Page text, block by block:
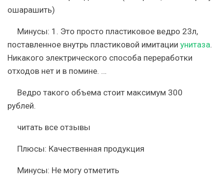
ошарашить)
Минусы: 1. Это просто пластиковое ведро 23л,
поставленное внутрь пластиковой имитации унитаза.
Никакого электрического способа переработки
отходов нет и в помине. …
Ведро такого объема стоит максимум 300
рублей.
читать все отзывы
Плюсы: Качественная продукция
Минусы: Не могу отметить